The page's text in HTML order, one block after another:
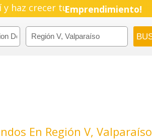
y haz crecer tuEmprendimiento!
En Región V, Valparaíso